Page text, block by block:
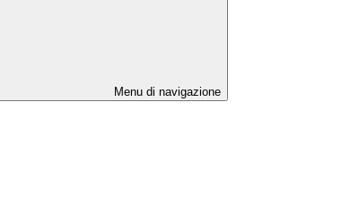
Menu di navigazione